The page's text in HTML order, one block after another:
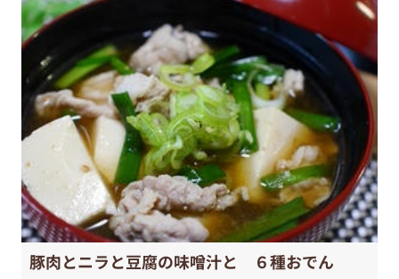
豚肉とニラと豆腐の味噌汁と ６種おでん